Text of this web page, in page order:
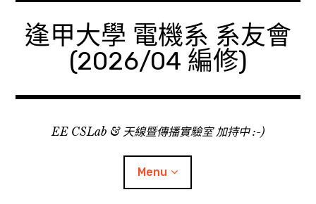
content逢甲大學 電機系 系友會
(2026/04 編修)
EE CSLab & 天線暨傳播實驗室 加持中 :-)
Menu